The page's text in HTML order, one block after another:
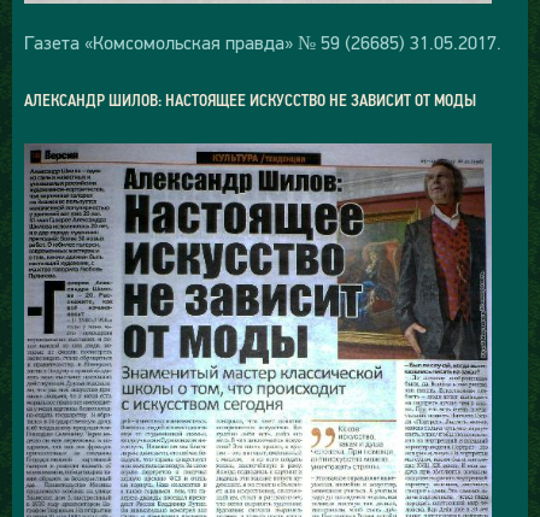
Газета «Комсомольская правда» № 59 (26685) 31.05.2017.
АЛЕКСАНДР ШИЛОВ: НАСТОЯЩЕЕ ИСКУССТВО НЕ ЗАВИСИТ ОТ МОДЫ